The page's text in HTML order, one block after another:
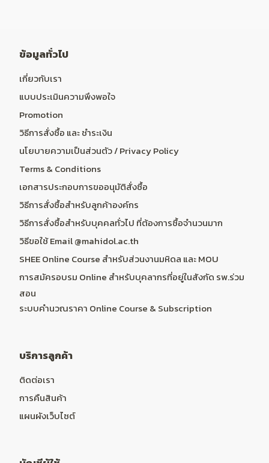
ข้อมูลทั่วไป
เกี่ยวกับเรา
แบบประเมินความพึงพอใจ
Promotion
วิธีการสั่งซื้อ และ ชำระเงิน
นโยบายความเป็นส่วนตัว / Privacy Policy
Terms & Conditions
เอกสารประกอบการขออนุมัติสั่งซื้อ
วิธีการสั่งซื้อสำหรับลูกค้าองค์กร
วิธีการสั่งซื้อสำหรับบุคคลทั่วไป ที่ต้องการซื้อจำนวนมาก
วิธีขอใช้ Email @mahidol.ac.th
SHEE Online Course สำหรับส่วนงานมหิดล และ MOU
การสมัครอบรม Online สำหรับบุคลากรที่อยู่ในสังกัด รพ.ร่วม
สอน
ระบบคำนวณราคา Online Course & Subscription
บริการลูกค้า
ติดต่อเรา
การคืนสินค้า
แผนผังเว็บไซต์